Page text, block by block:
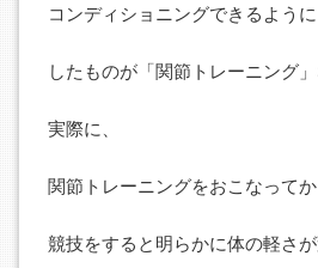
コンディショニングできるように
したものが「関節トレーニング」
実際に、
関節トレーニングをおこなって
競技をすると明らかに体の軽さが